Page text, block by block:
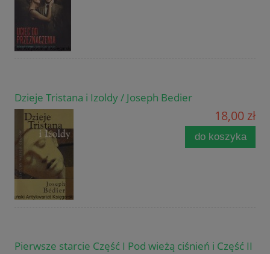
Dzieje Tristana i Izoldy / Joseph Bedier
18,00 zł
do koszyka
Pierwsze starcie Część I Pod wieżą ciśnień i Część II